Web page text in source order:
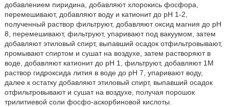
добавлением пиридина, добавляют хлорокись фосфора,
перемешивают, добавляют воду и катионит до рН 1-2,
полученный раствор фильтруют, добавляют оксид магния до рН
8, перемешивают, фильтруют, упаривают под вакуумом, затем
добавляют этиловый спирт, выпавший осадок отфильтровывают,
промывают спиртом и сушат на воздухе, затем растворяют в
воде, добавляют катионит до рН 1, фильтруют, добавляют 1М
раствор гидроксида лития в воде до рН 7, упаривают воду,
далее к остатку добавляют этиловый спирт, выпавший осадок
отфильтровывают и сушат на воздухе, получая порошок
трилитиевой соли фосфо-аскорбиновой кислоты.